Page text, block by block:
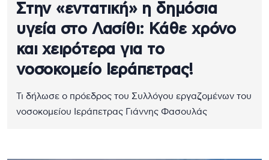
Στην «εντατική» η δημόσια
υγεία στο Λασίθι: Κάθε χρόνο
και χειρότερα για το
νοσοκομείο Ιεράπετρας!
Τι δήλωσε ο πρόεδρος του Συλλόγου εργαζομένων του
νοσοκομείου Ιεράπετρας Γιάννης Φασουλάς